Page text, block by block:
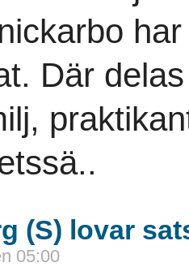
Där
(S) lovar
05:00